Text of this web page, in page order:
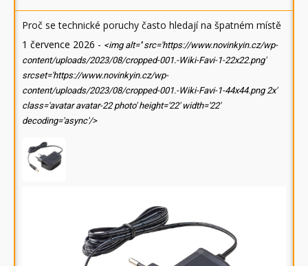
Proč se technické poruchy často hledají na špatném místě
1 července 2026 - <img alt='' src='https://www.novinkyin.cz/wp-
content/uploads/2023/08/cropped-001.-Wiki-Favi-1-22x22.png'
srcset='https://www.novinkyin.cz/wp-
content/uploads/2023/08/cropped-001.-Wiki-Favi-1-44x44.png 2x'
class='avatar avatar-22 photo' height='22' width='22'
decoding='async'/>